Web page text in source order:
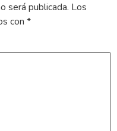
será publicada. Los
con *